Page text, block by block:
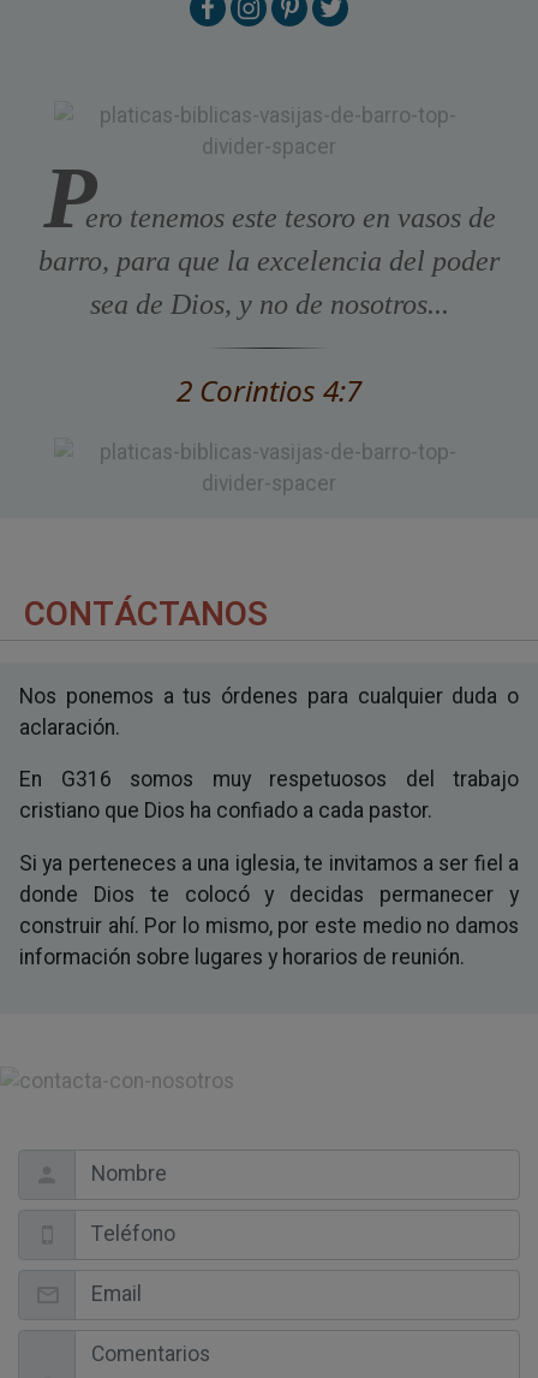
Pero tenemos este tesoro en vasos de
barro, para que la excelencia del poder
sea de Dios, y no de nosotros...
2 Corintios 4:7
CONTÁCTANOS
Nos ponemos a tus órdenes para cualquier duda o
aclaración.
En G316 somos muy respetuosos del trabajo
cristiano que Dios ha confiado a cada pastor.
Si ya perteneces a una iglesia, te invitamos a ser fiel a
donde Dios te colocó y decidas permanecer y
construir ahí. Por lo mismo, por este medio no damos
información sobre lugares y horarios de reunión.